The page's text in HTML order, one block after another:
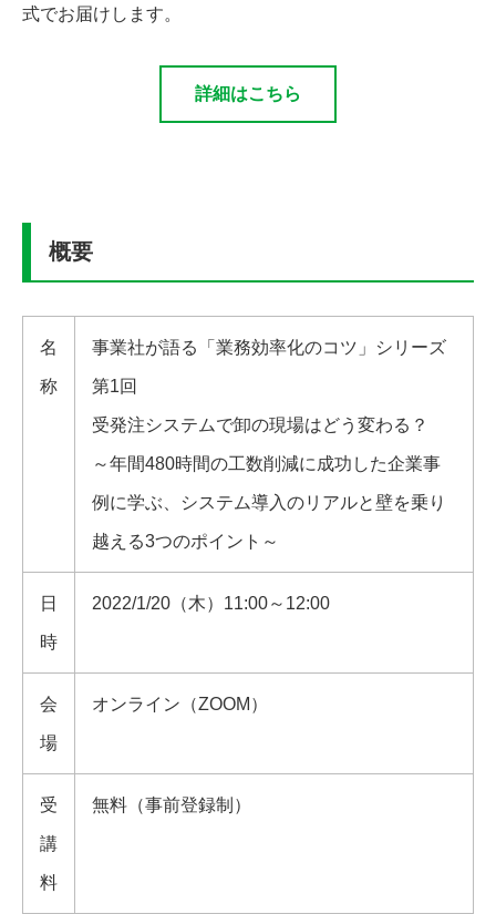
式でお届けします。
詳細はこちら
概要
名
称
事業社が語る「業務効率化のコツ」シリーズ
第1回
受発注システムで卸の現場はどう変わる？
～年間480時間の工数削減に成功した企業事
例に学ぶ、システム導入のリアルと壁を乗り
越える3つのポイント～
日
時
2022/1/20（木）11:00～12:00
会
場
オンライン（ZOOM）
受
講
料
無料（事前登録制）